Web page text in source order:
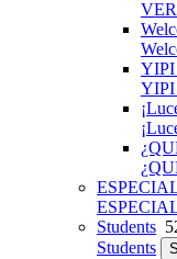
Students
Students